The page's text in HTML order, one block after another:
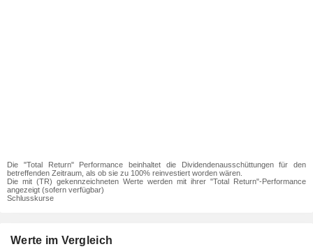
Die "Total Return" Performance beinhaltet die Dividendenausschüttungen für den
betreffenden Zeitraum, als ob sie zu 100% reinvestiert worden wären.
Die mit (TR) gekennzeichneten Werte werden mit ihrer "Total Return"-Performance
angezeigt (sofern verfügbar)
Schlusskurse
Werte im Vergleich